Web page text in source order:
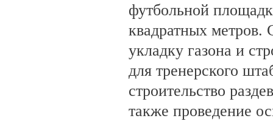
футбольной
квадратных метров.
укладку газона и
для тренерского
строительство
также проведение